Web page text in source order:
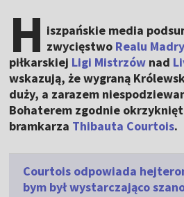
H iszpańskie media
zwycięstwo Realu
piłkarskiej Ligi Mistrzów nad
wskazują, że wygraną
duży, a zarazem
Bohaterem zgodnie
bramkarza Thibauta Courtois.
Courtois odpowiada
bym był wystarczająco